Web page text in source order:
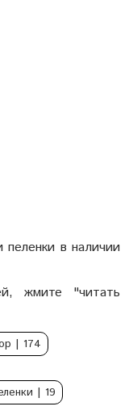
в наличии
жмите "читать
| 174
| 19